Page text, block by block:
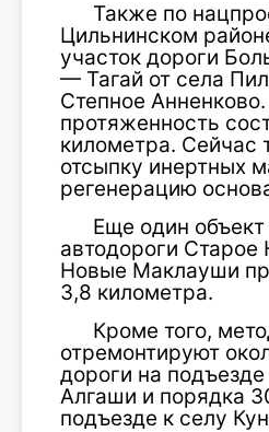
Также по
Цильнинском
участок дороги
— Тагай от села
Степное Анненково.
протяженность
километра. Сейчас
отсыпку инертных
регенерацию
Еще один
автодороги
Новые Маклауши
3,8 километра.
Кроме того,
отремонтируют
дороги на
Алгаши и порядка
подъезде к селу